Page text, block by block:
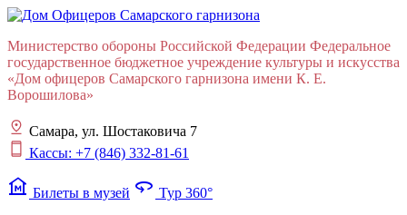
Министерство обороны Российской Федерации Федеральное
государственное бюджетное учреждение культуры и искусства
«Дом офицеров Cамарского гарнизона имени К. Е.
Ворошилова»
Самара, ул. Шостаковича 7
Кассы: +7 (846) 332-81-61
museum Билеты в музей 360 Тур 360°